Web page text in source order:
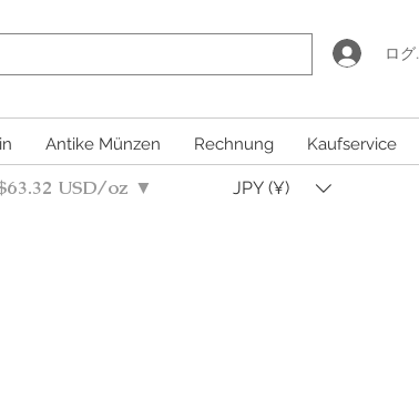
ログ
Antike Münzen Rechnung Kaufservice
USD/oz ▼ JPY (¥)